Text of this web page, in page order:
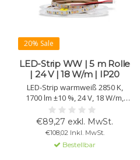
20% Sale
LED-Strip WW | 5 m Rolle
| 24 V | 18 W/m | IP20
LED-Strip warmweiß 2850 K,
1700 lm ±10 %, 24 V, 18 W/m,
IP20. CRI >90, 102 Chips/m, 2835
SMD, Lebensdauer >50.000 h,
3M-Klebeband. 5-m-Rolle für
stimmungsvolle
Innenbeleuchtung.
€89,27 exkl. MwSt.
€108,02 Inkl. MwSt.
Bestellbar